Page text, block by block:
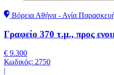
Βόρεια Αθήνα - Αγία
Γραφείο 370 τ.μ., προς
€ 9.300
Κωδικός: 2750
|